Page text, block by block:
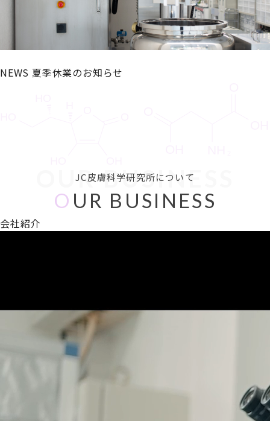
NEWS 夏季休業のお知らせ
JC皮膚科学研究所について
OUR BUSINESS
O UR BUSINESS
会社紹介